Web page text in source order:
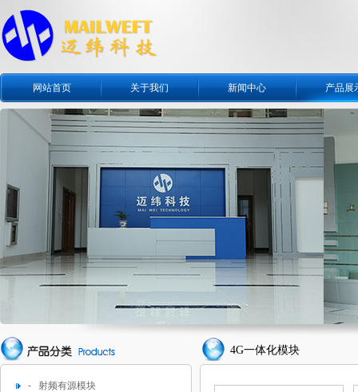
网站首页 关于我们 新闻中心 产品展
- 射频有源模块
4G一体化模块